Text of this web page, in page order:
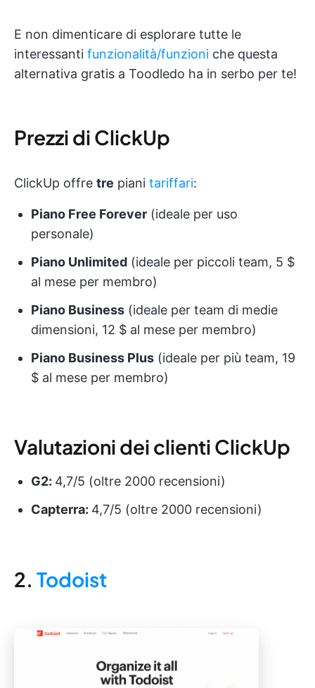
E non dimenticare di esplorare tutte le
interessanti funzionalità/funzioni che questa
alternativa gratis a Toodledo ha in serbo per te!
Prezzi di ClickUp
ClickUp offre tre piani tariffari:
Piano Free Forever (ideale per uso
personale)
Piano Unlimited (ideale per piccoli team, 5 $
al mese per membro)
Piano Business (ideale per team di medie
dimensioni, 12 $ al mese per membro)
Piano Business Plus (ideale per più team, 19
$ al mese per membro)
Valutazioni dei clienti ClickUp
G2: 4,7/5 (oltre 2000 recensioni)
Capterra: 4,7/5 (oltre 2000 recensioni)
2. Todoist